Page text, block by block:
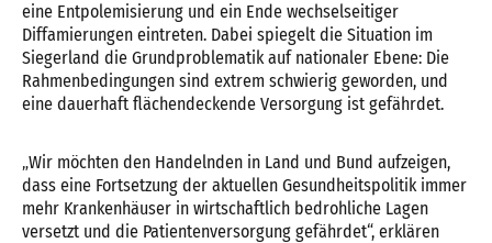
eine Entpolemisierung und ein Ende wechselseitiger
Diffamierungen eintreten. Dabei spiegelt die Situation im
Siegerland die Grundproblematik auf nationaler Ebene: Die
Rahmenbedingungen sind extrem schwierig geworden, und
eine dauerhaft flächendeckende Versorgung ist gefährdet.
„Wir möchten den Handelnden in Land und Bund aufzeigen,
dass eine Fortsetzung der aktuellen Gesundheitspolitik immer
mehr Krankenhäuser in wirtschaftlich bedrohliche Lagen
versetzt und die Patientenversorgung gefährdet“, erklären